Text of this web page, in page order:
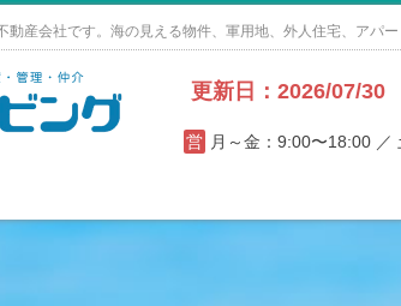
産会社です。海の見える物件、軍用地、外人住宅、アパ
更新日：2026/07/30
営 月～金：9:00〜18:00 ／